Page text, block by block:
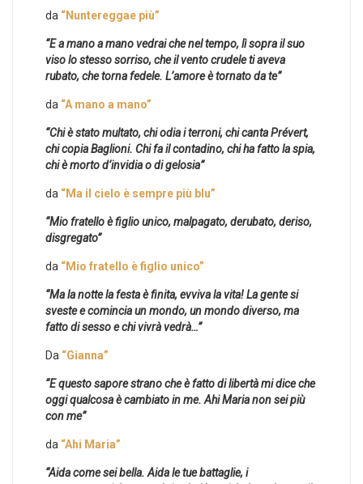
da “Nuntereggae più”
“E a mano a mano vedrai che nel tempo, lì sopra il suo
viso lo stesso sorriso, che il vento crudele ti aveva
rubato, che torna fedele. L’amore è tornato da te”
da “A mano a mano”
“Chi è stato multato, chi odia i terroni, chi canta Prévert,
chi copia Baglioni. Chi fa il contadino, chi ha fatto la spia,
chi è morto d’invidia o di gelosia”
da “Ma il cielo è sempre più blu”
“Mio fratello è figlio unico, malpagato, derubato, deriso,
disgregato”
da “Mio fratello è figlio unico”
“Ma la notte la festa è finita, evviva la vita! La gente si
sveste e comincia un mondo, un mondo diverso, ma
fatto di sesso e chi vivrà vedrà…”
Da “Gianna”
“E questo sapore strano che è fatto di libertà mi dice che
oggi qualcosa è cambiato in me. Ahi Maria non sei più
con me”
da “Ahi Maria”
“Aida come sei bella. Aida le tue battaglie, i